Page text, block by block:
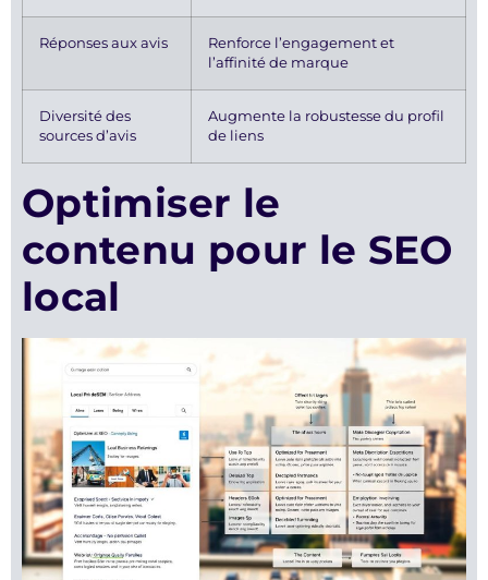
Réponses aux avis
Renforce l’engagement et
l’affinité de marque
Diversité des
sources d’avis
Augmente la robustesse du profil
de liens
Optimiser le
contenu pour le SEO
local